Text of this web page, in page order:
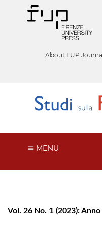
About FUP
MENU
Vol. 26 No. 1 (2023):